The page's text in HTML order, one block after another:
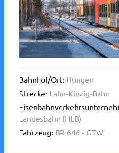
Bahnhof/Ort: Hungen
Strecke: Lahn-Kinzig-Bahn
Landesbahn (HLB)
Fahrzeug: BR 646 - GTW